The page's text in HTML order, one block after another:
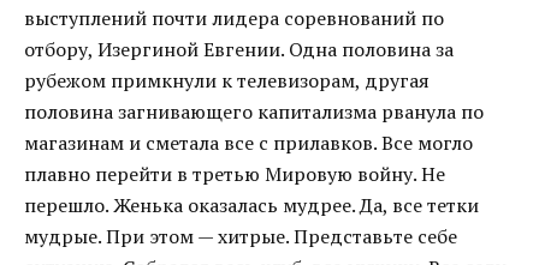
выступлений почти лидера соревнований по
отбору, Изергиной Евгении. Одна половина за
рубежом примкнули к телевизорам, другая
половина загнивающего капитализма рванула по
магазинам и сметала все с прилавков. Все могло
плавно перейти в третью Мировую войну. Не
перешло. Женька оказалась мудрее. Да, все тетки
мудрые. При этом — хитрые. Представьте себе